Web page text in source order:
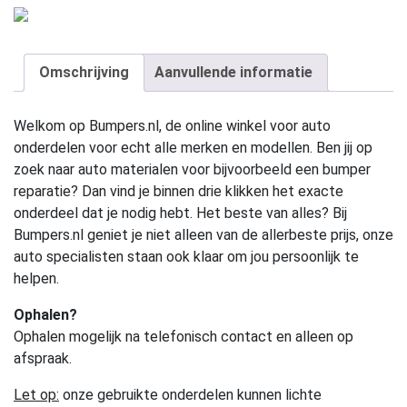
Omschrijving Aanvullende informatie
Welkom op Bumpers.nl, de online winkel voor auto
onderdelen voor echt alle merken en modellen. Ben jij op
zoek naar auto materialen voor bijvoorbeeld een bumper
reparatie? Dan vind je binnen drie klikken het exacte
onderdeel dat je nodig hebt. Het beste van alles? Bij
Bumpers.nl geniet je niet alleen van de allerbeste prijs, onze
auto specialisten staan ook klaar om jou persoonlijk te
helpen.
Ophalen?
Ophalen mogelijk na telefonisch contact en alleen op
afspraak.
Let op: onze gebruikte onderdelen kunnen lichte